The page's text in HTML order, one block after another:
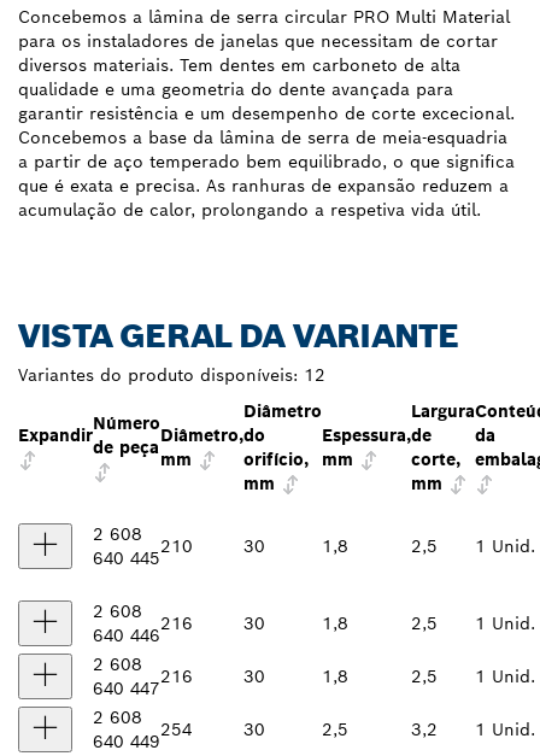
Concebemos a lâmina de serra circular PRO Multi Material
para os instaladores de janelas que necessitam de cortar
diversos materiais. Tem dentes em carboneto de alta
qualidade e uma geometria do dente avançada para
garantir resistência e um desempenho de corte excecional.
Concebemos a base da lâmina de serra de meia-esquadria
a partir de aço temperado bem equilibrado, o que significa
que é exata e precisa. As ranhuras de expansão reduzem a
acumulação de calor, prolongando a respetiva vida útil.
VISTA GERAL DA VARIANTE
Variantes do produto disponíveis: 12
Expandir
Número
de peça
Diâmetro,
mm
Diâmetro
do
orifício,
mm
Espessura,
mm
Largura
de
corte,
mm
da
2 608
640 445
210 30 1,8 2,5 1 Unid.
2 608
640 446
216 30 1,8 2,5
1 Unid.
2 608
640 447
216 30 1,8 2,5
1 Unid.
2 608
640 449
254 30 2,5 3,2
1 Unid.